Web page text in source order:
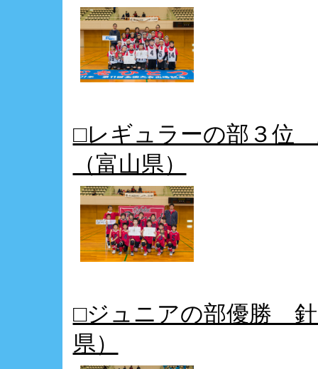
□レギュラーの部３位
（富山県）
□ジュニアの部優勝
県）